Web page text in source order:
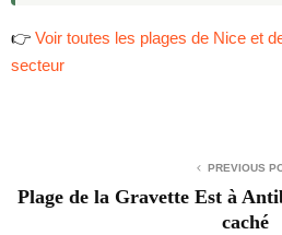
👉 Voir toutes les plages de Nice et
secteur
PREVIOUS
Plage de la Gravette Est à
caché